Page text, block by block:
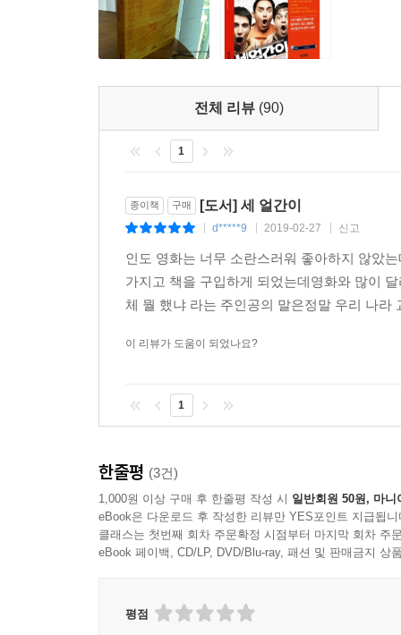
할애하는 것이다. “자신에 대한 기대를 낮추는 것
인생에서 뭘 원하는지 모르는 하리와 힘들게
되면서, 인생에서 원하는 게 무엇인지를 생각해
체리안 교수와의 크고 작은 에피소드가 연이어 이
_“자기 자신을 지나치게 몰아가지 마십시오. 이
최대한 즐기십시오. 대학 생활에서 가장 중요한
“마음이 원하는 걸 좇으면 성공은 뒤따라 올 거야.”
공부하고 싶은 것에 최대로 몰두할 수 있었다.
인도를 배경으로 한 공학도들의 이야기가 우리
원작 소설 역시 국내 독자들에게 영화와는 또 다
진한 감동과 웃음에 빠져들기를 바란다. 갈팡질
바갓은 젊은 독자들의 감수성을 자극하고, 그들의
신선하고 매력적이며 가식적이지 않고 동시에 아
_아마존 독자
전체 리뷰 (90)
1
종이책 구매 [도서] 세 얼간이
d*****9 2019-02-27 신고
인도 영화는 너무 소란스러워 좋아하지 않았
가지고 책을 구입하게 되었는데영화와 많이
체 뭘 했냐 라는 주인공의 말은정말 우리 나
이 리뷰가 도움이 되었나요?
1
한줄평 (3건)
1,000원 이상 구매 후 한줄평 작성 시 일반회원 50원, 마니
eBook은 다운로드 후 작성한 리뷰만 YES포인트 지급됩니
클래스는 첫번째 회차 주문확정 시점부터 마지막 회차 주
eBook 페이백, CD/LP, DVD/Blu-ray, 패션 및 판매금지 상
평점